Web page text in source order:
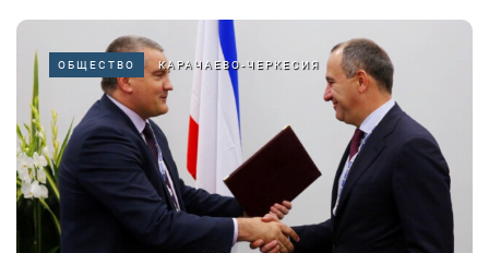
ОБЩЕСТВО КАРАЧАЕВО-ЧЕРКЕСИЯ